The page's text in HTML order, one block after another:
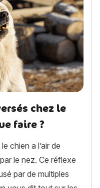
chez le
faire ?
chien a l’air de
le nez. Ce réflexe
par de multiples